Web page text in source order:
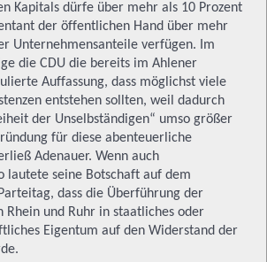
Kapitals dürfe über mehr als 10 Prozent
der öffentlichen Hand über mehr
Unternehmensanteile verfügen. Im
die CDU die bereits im Ahlener
Auffassung, dass möglichst viele
entstehen sollten, weil dadurch
der Unselbständigen“ umso größer
für diese abenteuerliche
Adenauer. Wenn auch
lautete seine Botschaft auf dem
dass die Überführung der
Rhein und Ruhr in staatliches oder
Eigentum auf den Widerstand der